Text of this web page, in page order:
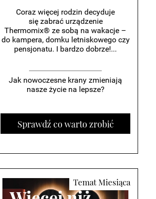
Coraz więcej rodzin decyduje
się zabrać urządzenie
Thermomix® ze sobą na wakacje –
do kampera, domku letniskowego czy
pensjonatu. I bardzo dobrze!...
Jak nowoczesne krany zmieniają
nasze życie na lepsze?
Sprawdź co warto zrobić